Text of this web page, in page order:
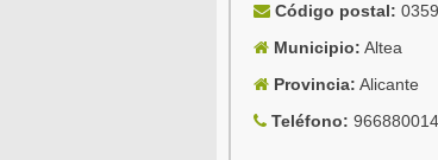
Código postal:
Municipio: Altea
Provincia: Alicante
Teléfono: 966880014